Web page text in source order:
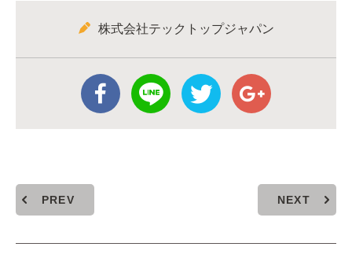
株式会社テックトップジャパン
PREV NEXT